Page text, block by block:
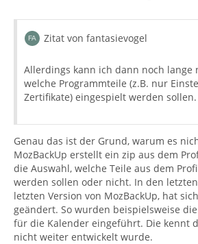
Zitat von fantasievogel
Allerdings kann ich dann noch lange
welche Programmteile (z.B. nur
Zertifikate) eingespielt werden sollen.
Genau das ist der Grund, warum es
MozBackUp erstellt ein zip aus dem
die Auswahl, welche Teile aus dem
werden sollen oder nicht. In den
letzten Version von MozBackUp, hat
geändert. So wurden beispielsweise
für die Kalender eingeführt. Die kennt
nicht weiter entwickelt wurde.